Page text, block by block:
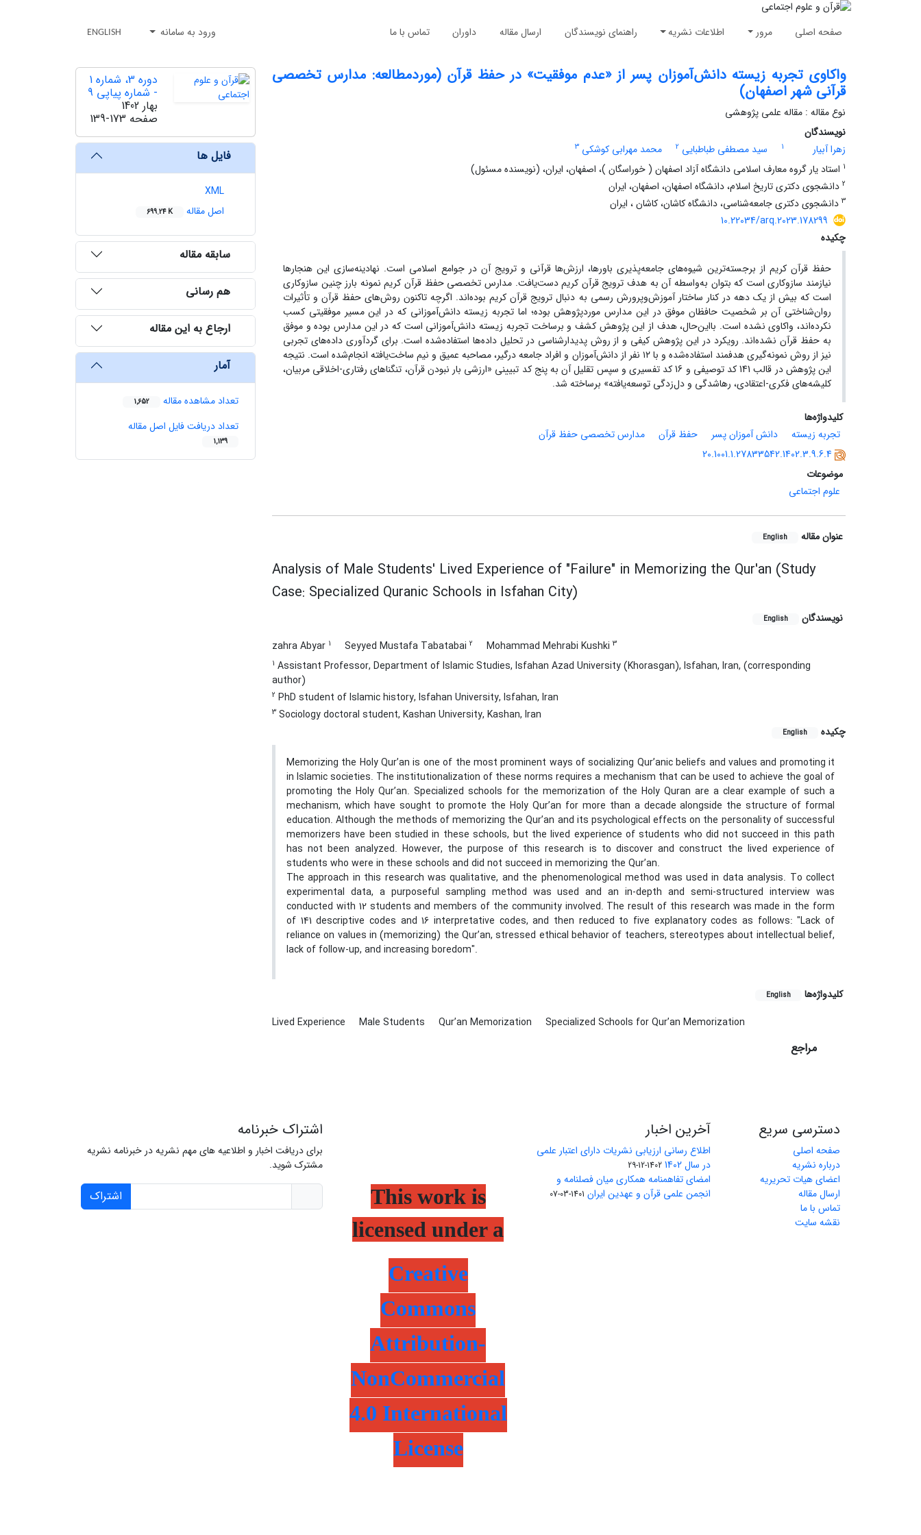
صفحه اصلی مرور اطلاعات نشریه راهنمای نویسندگان ارسال مقاله داوران تماس با ما ورود به سامانه ENGLISH
واکاوی تجربه زیسته دانش‌آموزان پسر از «عدم موفقیت» در حفظ قرآن (موردمطالعه: مدارس تخصصی
قرآنی شهر اصفهان)
نوع مقاله : مقاله علمی پژوهشی
نویسندگان
زهرا آبیار
1 سید مصطفی طباطبایی 2 محمد مهرابی کوشکی 3
1 استاد یار گروه معارف اسلامی دانشگاه آزاد اصفهان ( خوراسگان )، اصفهان، ایران، (نویسنده مسئول)
2 دانشجوی دکتری تاریخ اسلام، دانشگاه اصفهان، اصفهان، ایران
3 دانشجوی دکتری جامعه‌شناسی، دانشگاه کاشان، کاشان ، ایران
10.22034/arq.2023.178299
چکیده
حفظ قرآن کریم از برجسته‌ترین شیوه‌های جامعه‌پذیری باورها، ارزش‌ها قرآنی و ترویج آن در جوامع اسلامی است. نهادینه‌سازی این هنجارها
نیازمند سازوکاری است که بتوان به‌واسطه آن به هدف ترویج قرآن کریم دست‌یافت. مدارس تخصصی حفظ قرآن کریم نمونه بارز چنین سازوکاری
است که بیش از یک دهه در کنار ساختار آموزش‌وپرورش رسمی به دنبال ترویج قرآن کریم بوده‌اند. اگرچه تاکنون روش‌های حفظ قرآن و تأثیرات
روان‌شناختی آن بر شخصیت حافظان موفق در این مدارس موردپژوهش بوده؛ اما تجربه زیسته دانش‌آموزانی که در این مسیر موفقیتی کسب
نکرده‌اند، واکاوی نشده است. بااین‌حال، هدف از این پژوهش کشف و برساخت تجربه زیسته دانش‌آموزانی است که در این مدارس بوده و موفق
به حفظ قرآن نشده‌اند. رویکرد در این پژوهش کیفی و از روش پدیدارشناسی در تحلیل داده‌ها استفاده‌شده است. برای گردآوری داده‌های تجربی
نیز از روش نمونه‌گیری هدفمند استفاده‌شده و با ۱۲ نفر از دانش‌آموزان و افراد جامعه درگیر، مصاحبه عمیق و نیم ساخت‌یافته انجام‌شده است. نتیجه
این پژوهش در قالب 141 کد توصیفی و 16 کد تفسیری و سپس تقلیل آن به پنج کد تبیینی «ارزشی بار نبودن قرآن، تنگناهای رفتاری-اخلاقی مربیان،
کلیشه‌های فکری-اعتقادی، رهاشدگی و دل‌زدگی توسعه‌یافته» برساخته شد.
کلیدواژه‌ها
تجربه زیسته
دانش آموزان پسر حفظ قرآن
مدارس تخصصی حفظ قرآن
20.1001.1.27833542.1402.3.9.6.4
موضوعات
علوم اجتماعی
عنوان مقاله English
Analysis of Male Students' Lived Experience of "Failure" in Memorizing the Qur'an (Study
Case: Specialized Quranic Schools in Isfahan City)
نویسندگان English
zahra Abyar 1 Seyyed Mustafa Tabatabai 2 Mohammad Mehrabi Kushki 3
1 Assistant Professor, Department of Islamic Studies, Isfahan Azad University (Khorasgan), Isfahan, Iran, (corresponding
author)
2 PhD student of Islamic history, Isfahan University, Isfahan, Iran
3 Sociology doctoral student, Kashan University, Kashan, Iran
چکیده
English
Memorizing the Holy Qur’an is one of the most prominent ways of socializing Qur’anic beliefs and values and promoting it
in Islamic societies. The institutionalization of these norms requires a mechanism that can be used to achieve the goal of
promoting the Holy Qur’an. Specialized schools for the memorization of the Holy Quran are a clear example of such a
mechanism, which have sought to promote the Holy Qur’an for more than a decade alongside the structure of formal
education. Although the methods of memorizing the Qur’an and its psychological effects on the personality of successful
memorizers have been studied in these schools, but the lived experience of students who did not succeed in this path
has not been analyzed. However, the purpose of this research is to discover and construct the lived experience of
students who were in these schools and did not succeed in memorizing the Qur’an.
The approach in this research was qualitative, and the phenomenological method was used in data analysis. To collect
experimental data, a purposeful sampling method was used and an in-depth and semi-structured interview was
conducted with 12 students and members of the community involved. The result of this research was made in the form
of 141 descriptive codes and 16 interpretative codes, and then reduced to five explanatory codes as follows: "Lack of
reliance on values in (memorizing) the Qur’an, stressed ethical behavior of teachers, stereotypes about intellectual belief,
lack of follow-up, and increasing boredom".
کلیدواژه‌ها English
Lived Experience Male Students Qur’an Memorization Specialized Schools for Qur’an Memorization
مراجع
دوره 3، شماره 1
- شماره پیاپی 9
بهار 1402
صفحه 139-173
فایل ها
XML
اصل مقاله
699.24 K
سابقه مقاله
هم رسانی
ارجاع به این مقاله
آمار
تعداد مشاهده مقاله 1,652
تعداد دریافت فایل اصل مقاله
1,139
دسترسی سریع
صفحه اصلی
درباره نشریه
اعضای هیات تحریریه
ارسال مقاله
تماس با ما
نقشه سایت
آخرین اخبار
اطلاع رسانی ارزیابی نشریات دارای اعتبار علمی
در سال 1402
1402-12-29
امضای تفاهمنامه همکاری میان فصلنامه و
انجمن علمی قرآن و عهدین ایران 1401-03-07
This work is
licensed under a
Creative
Commons
Attribution-
NonCommercial
4.0 International
License
اشتراک خبرنامه
برای دریافت اخبار و اطلاعیه های مهم نشریه در خبرنامه نشریه
مشترک شوید.
اشتراک